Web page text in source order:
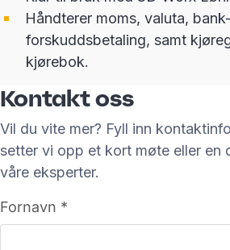
Håndterer moms, valuta,
forskuddsbetaling, samt
kjørebok.
Kontakt oss
Vil du vite mer? Fyll inn
setter vi opp et kort møte eller en
våre eksperter.